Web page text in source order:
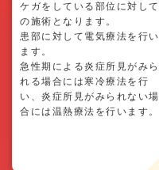
ケガをしている部位に対して
の施術となります。
患部に対して電気療法を行い
ます。
急性期による炎症所見がみら
れる場合には寒冷療法を行
い、炎症所見がみられない場
合には温熱療法を行います。